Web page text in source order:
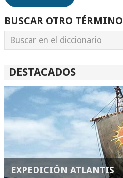
BUSCAR OTRO TÉRMINO
DESTACADOS
EXPEDICIÓN ATLANTIS